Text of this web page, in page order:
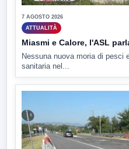
7 AGOSTO 2026
ATTUALITÀ
Miasmi e Calore, l'ASL
Nessuna nuova moria di pesci
sanitaria nel...